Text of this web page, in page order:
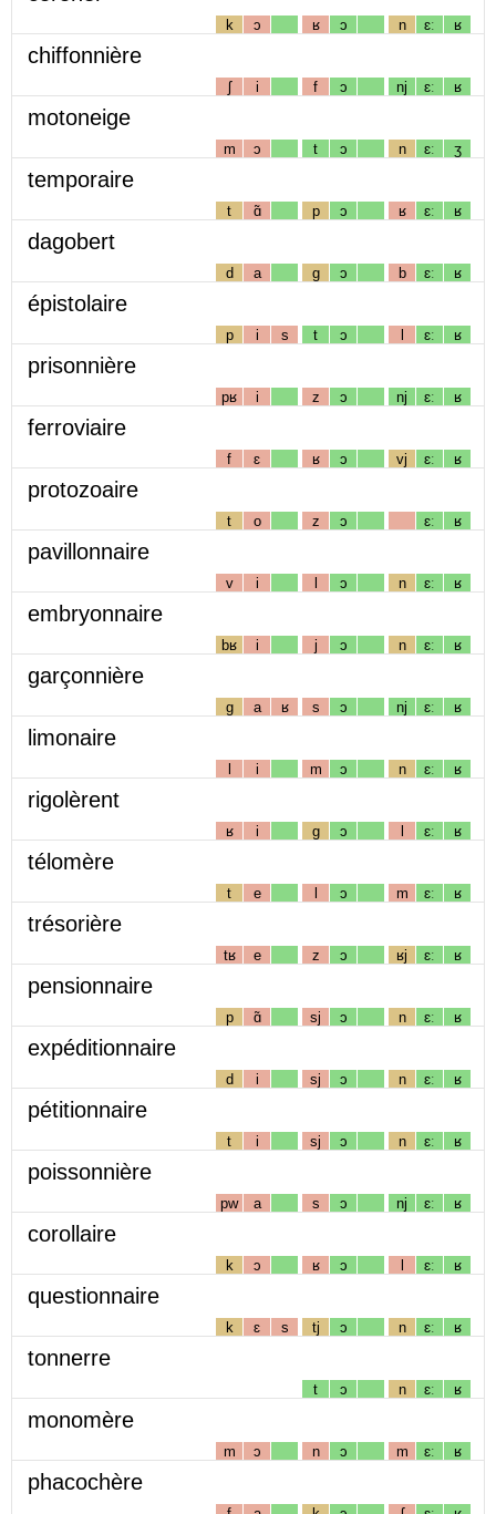
k ɔ ʁ ɔ n ɛː ʁ
chiffonnière
ʃ i f ɔ nj ɛː ʁ
motoneige
m ɔ t ɔ n ɛː ʒ
temporaire
t ɑ̃ p ɔ ʁ ɛː ʁ
dagobert
d a g ɔ b ɛː ʁ
épistolaire
p i s t ɔ l ɛː ʁ
prisonnière
pʁ i z ɔ nj ɛː ʁ
ferroviaire
f ɛ ʁ ɔ vj ɛː ʁ
protozoaire
t o z ɔ ɛː ʁ
pavillonnaire
v i l ɔ n ɛː ʁ
embryonnaire
bʁ i j ɔ n ɛː ʁ
garçonnière
g a ʁ s ɔ nj ɛː ʁ
limonaire
l i m ɔ n ɛː ʁ
rigolèrent
ʁ i g ɔ l ɛː ʁ
télomère
t e l ɔ m ɛː ʁ
trésorière
tʁ e z ɔ ʁj ɛː ʁ
pensionnaire
p ɑ̃ sj ɔ n ɛː ʁ
expéditionnaire
d i sj ɔ n ɛː ʁ
pétitionnaire
t i sj ɔ n ɛː ʁ
poissonnière
pw a s ɔ nj ɛː ʁ
corollaire
k ɔ ʁ ɔ l ɛː ʁ
questionnaire
k ɛ s tj ɔ n ɛː ʁ
tonnerre
t ɔ n ɛː ʁ
monomère
m ɔ n ɔ m ɛː ʁ
phacochère